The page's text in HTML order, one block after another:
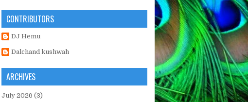
CONTRIBUTORS
DJ Hemu
Dalchand kushwah
ARCHIVES
July 2026 (3)